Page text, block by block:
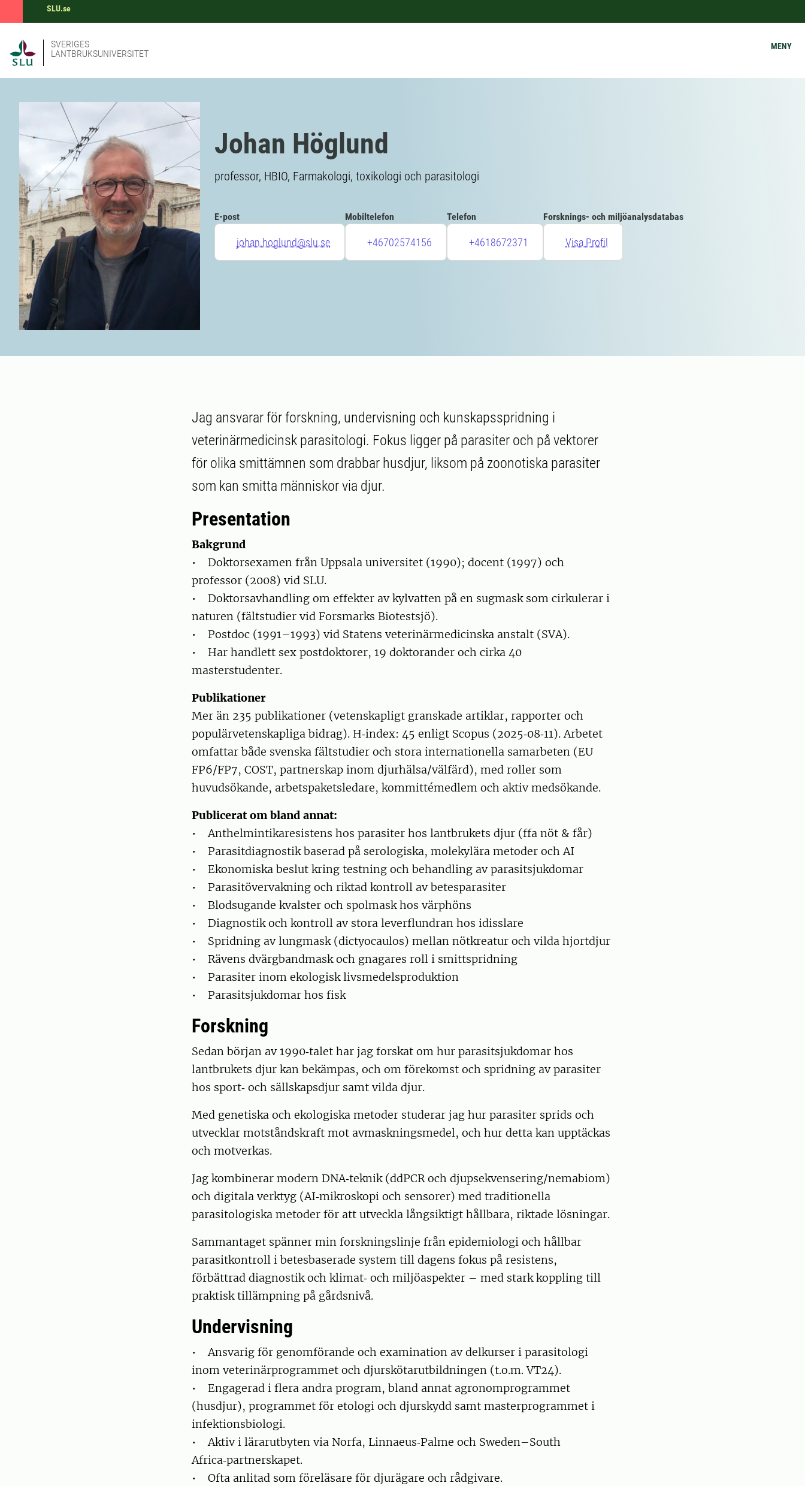
SLU.se
SVERIGES
LANTBRUKSUNIVERSITET
MENY
Johan Höglund
professor, HBIO, Farmakologi, toxikologi och parasitologi
E-post
johan.hoglund@slu.se
Mobiltelefon
+46702574156
Telefon
+4618672371
Forsknings- och miljöanalysdatabas
Visa Profil
Jag ansvarar för forskning, undervisning och kunskapsspridning i
veterinärmedicinsk parasitologi. Fokus ligger på parasiter och på vektorer
för olika smittämnen som drabbar husdjur, liksom på zoonotiska parasiter
som kan smitta människor via djur.
Presentation
Bakgrund
• Doktorsexamen från Uppsala universitet (1990); docent (1997) och
professor (2008) vid SLU.
• Doktorsavhandling om effekter av kylvatten på en sugmask som cirkulerar i
naturen (fältstudier vid Forsmarks Biotestsjö).
• Postdoc (1991–1993) vid Statens veterinärmedicinska anstalt (SVA).
• Har handlett sex postdoktorer, 19 doktorander och cirka 40
masterstudenter.
Publikationer
Mer än 235 publikationer (vetenskapligt granskade artiklar, rapporter och
populärvetenskapliga bidrag). H‑index: 45 enligt Scopus (2025‑08‑11). Arbetet
omfattar både svenska fältstudier och stora internationella samarbeten (EU
FP6/FP7, COST, partnerskap inom djurhälsa/välfärd), med roller som
huvudsökande, arbetspaketsledare, kommittémedlem och aktiv medsökande.
Publicerat om bland annat:
• Anthelmintikaresistens hos parasiter hos lantbrukets djur (ffa nöt & får)
• Parasitdiagnostik baserad på serologiska, molekylära metoder och AI
• Ekonomiska beslut kring testning och behandling av parasitsjukdomar
• Parasitövervakning och riktad kontroll av betesparasiter
• Blodsugande kvalster och spolmask hos värphöns
• Diagnostik och kontroll av stora leverflundran hos idisslare
• Spridning av lungmask (dictyocaulos) mellan nötkreatur och vilda hjortdjur
• Rävens dvärgbandmask och gnagares roll i smittspridning
• Parasiter inom ekologisk livsmedelsproduktion
• Parasitsjukdomar hos fisk
Forskning
Sedan början av 1990‑talet har jag forskat om hur parasitsjukdomar hos
lantbrukets djur kan bekämpas, och om förekomst och spridning av parasiter
hos sport‑ och sällskapsdjur samt vilda djur.
Med genetiska och ekologiska metoder studerar jag hur parasiter sprids och
utvecklar motståndskraft mot avmaskningsmedel, och hur detta kan upptäckas
och motverkas.
Jag kombinerar modern DNA‑teknik (ddPCR och djupsekvensering/nemabiom)
och digitala verktyg (AI‑mikroskopi och sensorer) med traditionella
parasitologiska metoder för att utveckla långsiktigt hållbara, riktade lösningar.
Sammantaget spänner min forskningslinje från epidemiologi och hållbar
parasitkontroll i betesbaserade system till dagens fokus på resistens,
förbättrad diagnostik och klimat‑ och miljöaspekter – med stark koppling till
praktisk tillämpning på gårdsnivå.
Undervisning
• Ansvarig för genomförande och examination av delkurser i parasitologi
inom veterinärprogrammet och djurskötarutbildningen (t.o.m. VT24).
• Engagerad i flera andra program, bland annat agronomprogrammet
(husdjur), programmet för etologi och djurskydd samt masterprogrammet i
infektionsbiologi.
• Aktiv i lärarutbyten via Norfa, Linnaeus‑Palme och Sweden–South
Africa‑partnerskapet.
• Ofta anlitad som föreläsare för djurägare och rådgivare.